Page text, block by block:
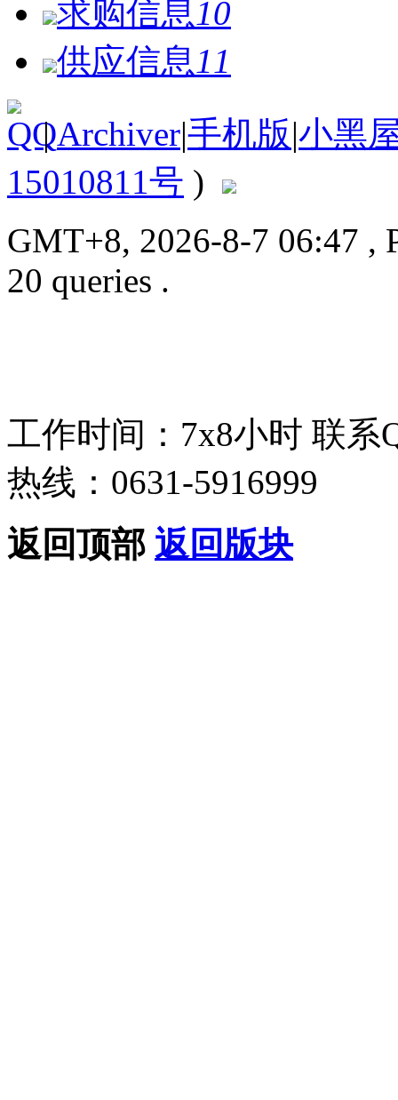
求购信息 10
供应信息 11
| Archiver|手机版|小黑
15010811号 )
GMT+8, 2026-8-7 06:47 ,
20 queries .
工作时间：7x8小时 联系
热线：0631-5916999
返回顶部 返回版块